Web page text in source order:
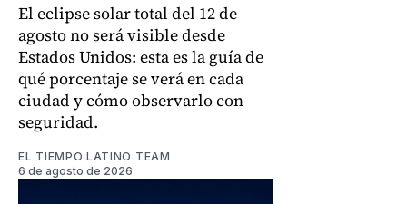
El eclipse solar total del 12 de
agosto no será visible desde
Estados Unidos: esta es la guía de
qué porcentaje se verá en cada
ciudad y cómo observarlo con
seguridad.
EL TIEMPO LATINO TEAM
6 de agosto de 2026